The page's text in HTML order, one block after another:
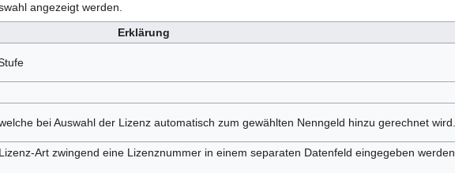
angezeigt werden.
Erklärung
bei Auswahl der Lizenz automatisch zum gewählten Nenngeld hinzu gerechnet wird.
Art zwingend eine Lizenznummer in einem separaten Datenfeld eingegeben werden